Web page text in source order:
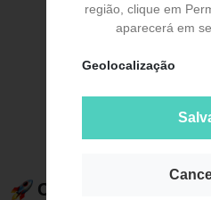
região, clique em
aparecerá em
Geolocalização
Compartilhe esse